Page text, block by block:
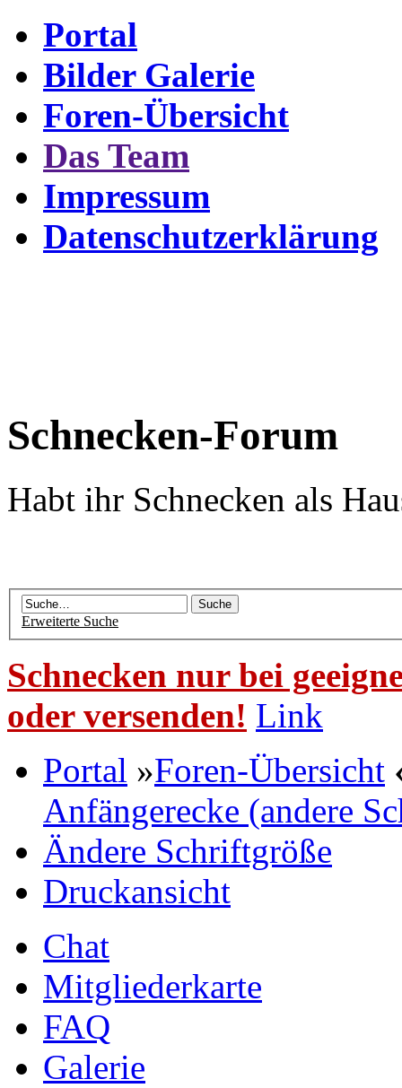
Portal
Bilder Galerie
Foren-Übersicht
Das Team
Impressum
Datenschutzerklärung
Schnecken-Forum
Habt ihr Schnecken als
Erweiterte Suche
Schnecken nur bei
oder versenden! Link
Portal »Foren-Übersicht
Anfängerecke (andere
Ändere Schriftgröße
Druckansicht
Chat
Mitgliederkarte
FAQ
Galerie